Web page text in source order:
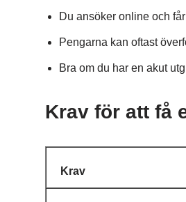
Du ansöker online och
Pengarna kan oftast
Bra om du har en akut
Krav för att få
Krav